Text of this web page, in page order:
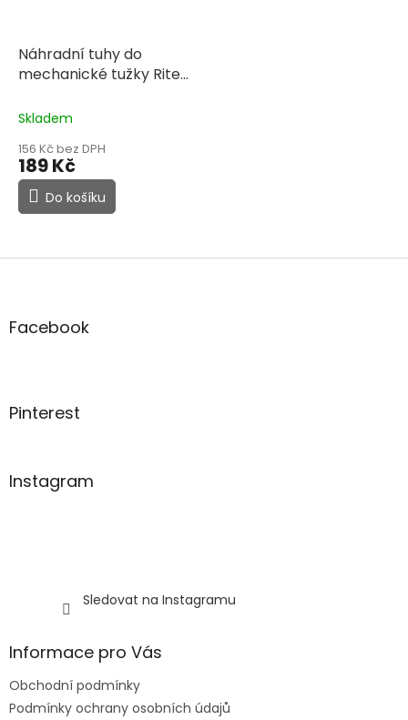
Náhradní tuhy do
mechanické tužky Rite
Skladem
156 Kč bez DPH
189 Kč
Do košíku
Z
aFacebook
Pinterest
Instagram
Sledovat na Instagramu
Informace pro Vás
Obchodní podmínky
Podmínky ochrany osobních údajů